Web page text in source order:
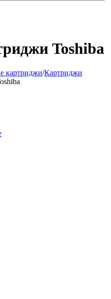
Toshiba
картриджи/Картриджи